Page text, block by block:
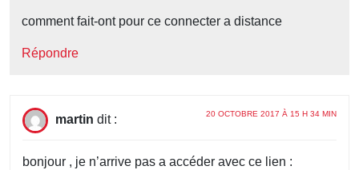
comment fait-ont pour ce connecter a distance
Répondre
martin dit : 20 OCTOBRE 2017 À 15 H 34 MIN
bonjour , je n’arrive pas a accéder avec ce lien :